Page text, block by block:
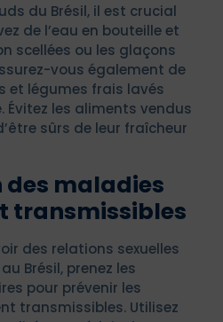
du Brésil, il est crucial
de l’eau en bouteille et
scellées ou les glaçons
vous également de
et légumes frais lavés
Évitez les aliments vendus
sûrs de leur fraîcheur
des maladies
transmissibles
des relations sexuelles
Brésil, prenez les
pour prévenir les
transmissibles. Utilisez